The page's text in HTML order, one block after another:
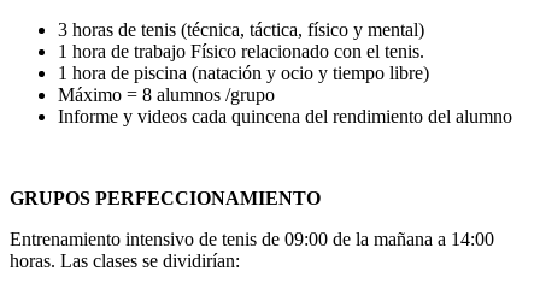
3 horas de tenis (técnica, táctica, físico y mental)
1 hora de trabajo Físico relacionado con el tenis.
1 hora de piscina (natación y ocio y tiempo libre)
Máximo = 8 alumnos /grupo
Informe y videos cada quincena del rendimiento del alumno
GRUPOS PERFECCIONAMIENTO
Entrenamiento intensivo de tenis de 09:00 de la mañana a 14:00
horas. Las clases se dividirían: